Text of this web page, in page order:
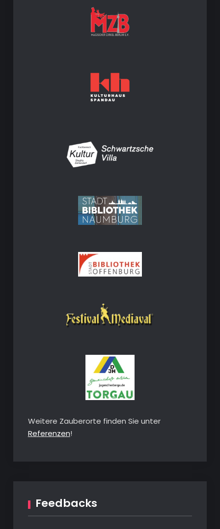
Weitere Zauberorte finden Sie unter
Referenzen!
Feedbacks